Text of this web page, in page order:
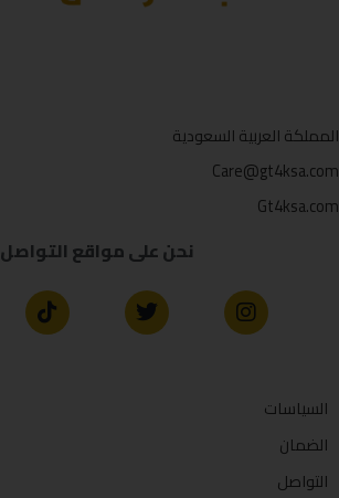
المملكة العربية السعودية
Care@gt4ksa.com
Gt4ksa.com
نحن على مواقع التواصل
السياسات
الضمان
التواصل